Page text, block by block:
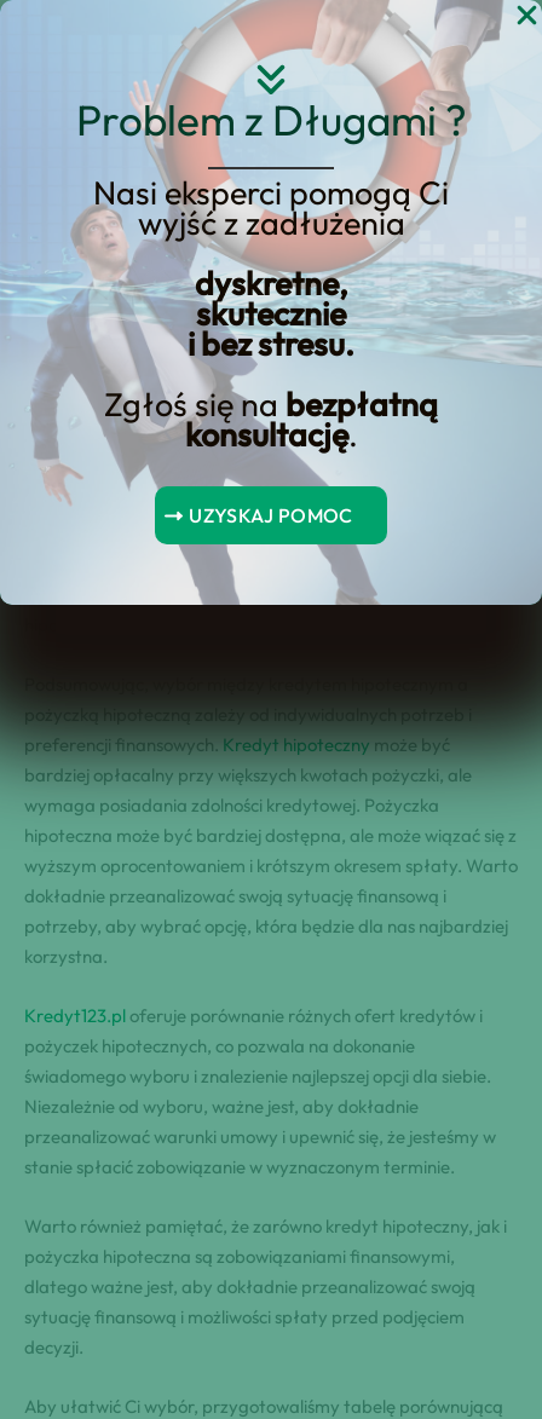
Problem z Długami ?
Nasi eksperci pomogą Ci
wyjść z zadłużenia
dyskretne,
skutecznie
i bez stresu.
Zgłoś się na bezpłatną
konsultację.
UZYSKAJ POMOC
Przejdź
Oto kluczowe kwestie, na
które warto zwrócić
uwagę!
alt=”Tabela porównująca kredyt hipoteczny i pożyczkę
hipoteczną” title=”Tabela porównująca kredyt hipoteczny i
pożyczkę hipoteczną” />
7. Podsumowanie: Kredyt hipoteczny czy pożyczka
preferencji finansowych. Kredyt hipoteczny może być
bardziej opłacalny przy większych kwotach pożyczki, ale
wymaga posiadania zdolności kredytowej. Pożyczka
hipoteczna może być bardziej dostępna, ale może wiązać się z
wyższym oprocentowaniem i krótszym okresem spłaty. Warto
dokładnie przeanalizować swoją sytuację finansową i
potrzeby, aby wybrać opcję, która będzie dla nas najbardziej
korzystna.
Kredyt123.pl oferuje porównanie różnych ofert kredytów i
pożyczek hipotecznych, co pozwala na dokonanie
świadomego wyboru i znalezienie najlepszej opcji dla siebie.
Niezależnie od wyboru, ważne jest, aby dokładnie
przeanalizować warunki umowy i upewnić się, że jesteśmy w
stanie spłacić zobowiązanie w wyznaczonym terminie.
Warto również pamiętać, że zarówno kredyt hipoteczny, jak i
pożyczka hipoteczna są zobowiązaniami finansowymi,
dlatego ważne jest, aby dokładnie przeanalizować swoją
sytuację finansową i możliwości spłaty przed podjęciem
decyzji.
Aby ułatwić Ci wybór, przygotowaliśmy tabelę porównującą